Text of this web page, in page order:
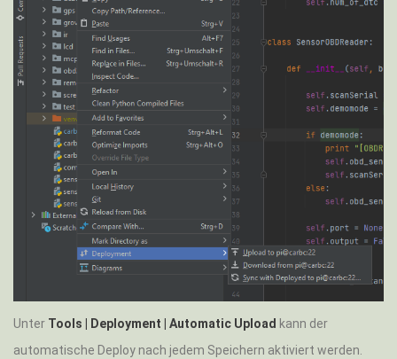
Unter Tools | Deployment | Automatic Upload kann der
automatische Deploy nach jedem Speichern aktiviert werden.